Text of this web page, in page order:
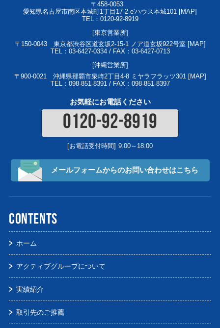
〒458-0053
愛知県名古屋市南区本城町1丁目17-2 e'ハウス本城101 [MAP]
TEL：0120-92-8919
[東京営業所]
〒150-0043 東京都渋谷区道玄坂2-15-1 ノア道玄坂922号室 [MAP]
TEL：03-6427-0334 / FAX：03-6427-0713
[沖縄営業所]
〒900-0021 沖縄県那覇市泉崎2丁目4-8 ミヤラフラッツ301 [MAP]
TEL：098-851-8391 / FAX：098-851-8397
お気軽にお電話ください
0120-92-8919
[お電話受付時間] 9:00～18:00
メールフォームからのお問い合わせはこちら
CONTENTS
ホーム
アクティブグループについて
実績紹介
取引先のご推薦